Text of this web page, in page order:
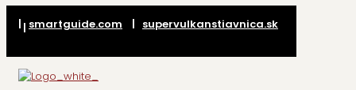
| smartguide.com | supervulkanstiavnica.sk
|